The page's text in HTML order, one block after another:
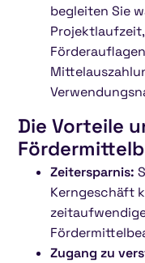
begleiten Sie
Die Vorteile
Zeitersparnis:
Kerngeschäft
Zugang zu